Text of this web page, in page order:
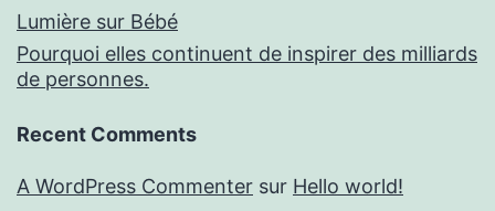
Lumière sur Bébé
Pourquoi elles continuent de inspirer des milliards
de personnes.
Recent Comments
A WordPress Commenter sur Hello world!